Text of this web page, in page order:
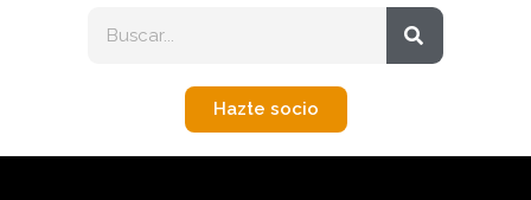
Hazte socio